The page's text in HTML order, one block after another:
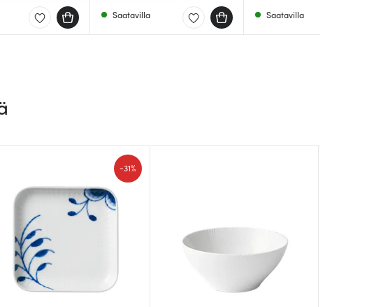
Saatavilla Saatavilla
-31%